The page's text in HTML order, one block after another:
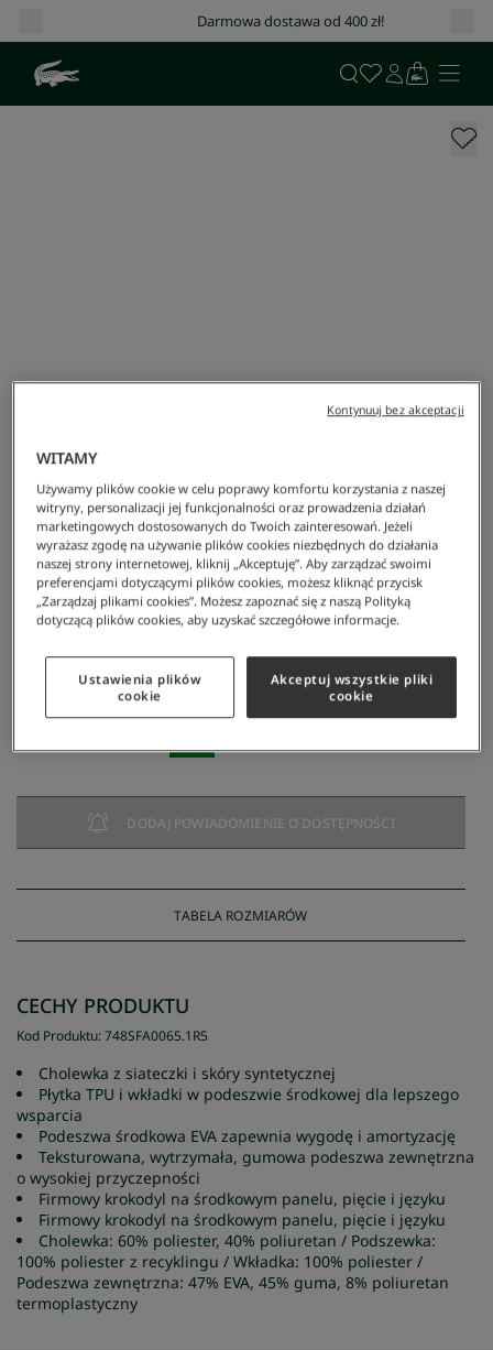
Darmowa dostawa od 400 zł!
Lacoste/Kobieta/Obuwie/Sneakersy/Damskie Buty Treningowe Storm 96 2k
Damskie buty treningowe Storm 96 2K
NAJNIŻSZA CENA Z 30 DNI: 384 zł
DODAJ POWIADOMIENIE O DOSTĘPNOŚCI
TABELA ROZMIARÓW
CECHY PRODUKTU
Kod Produktu:748SFA0065.1R5
Cholewka z siateczki i skóry syntetycznej
Płytka TPU i wkładki w podeszwie środkowej dla lepszego
wsparcia
Podeszwa środkowa EVA zapewnia wygodę i amortyzację
Teksturowana, wytrzymała, gumowa podeszwa zewnętrzna
o wysokiej przyczepności
Firmowy krokodyl na środkowym panelu, pięcie i języku
Firmowy krokodyl na środkowym panelu, pięcie i języku
Cholewka: 60% poliester, 40% poliuretan / Podszewka:
100% poliester z recyklingu / Wkładka: 100% poliester /
Podeszwa zewnętrzna: 47% EVA, 45% guma, 8% poliuretan
termoplastyczny
WITAMY
Używamy plików cookie w celu poprawy komfortu korzystania z naszej
witryny, personalizacji jej funkcjonalności oraz prowadzenia działań
marketingowych dostosowanych do Twoich zainteresowań. Jeżeli
wyrażasz zgodę na używanie plików cookies niezbędnych do działania
naszej strony internetowej, kliknij „Akceptuję”. Aby zarządzać swoimi
preferencjami dotyczącymi plików cookies, możesz kliknąć przycisk
„Zarządzaj plikami cookies”. Możesz zapoznać się z naszą Polityką
dotyczącą plików cookies, aby uzyskać szczegółowe informacje.
Ustawienia plików
cookie
Akceptuj wszystkie pliki
cookie
Kontynuuj bez akceptacji